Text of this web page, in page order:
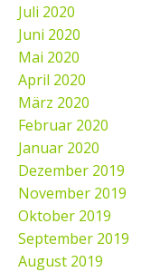
Juli 2020
Juni 2020
Mai 2020
April 2020
März 2020
Februar 2020
Januar 2020
Dezember 2019
November 2019
Oktober 2019
September 2019
August 2019